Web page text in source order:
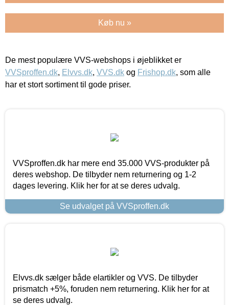
Køb nu »
De mest populære VVS-webshops i øjeblikket er
VVSproffen.dk, Elvvs.dk, VVS.dk og Frishop.dk, som alle
har et stort sortiment til gode priser.
VVSproffen.dk har mere end 35.000 VVS-produkter på
deres webshop. De tilbyder nem returnering og 1-2
dages levering. Klik her for at se deres udvalg.
Se udvalget på VVSproffen.dk
Elvvs.dk sælger både elartikler og VVS. De tilbyder
prismatch +5%, foruden nem returnering. Klik her for at
se deres udvalg.